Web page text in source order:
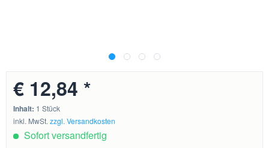
€ 12,84 *
Inhalt: 1 Stück
inkl. MwSt.zzgl. Versandkosten
Sofort versandfertig